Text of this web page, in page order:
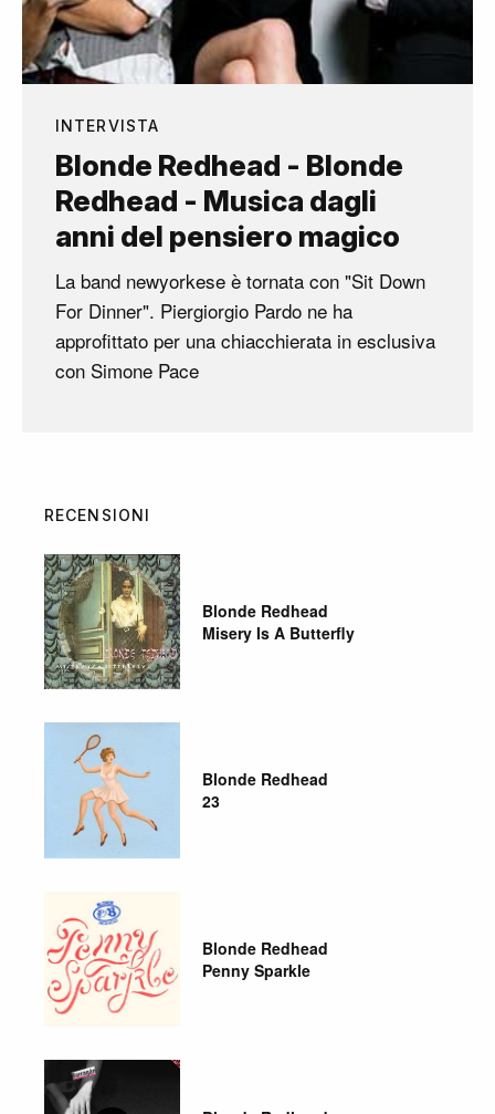
INTERVISTA
Blonde Redhead - Blonde
Redhead - Musica dagli
anni del pensiero magico
La band newyorkese è tornata con "Sit Down
For Dinner". Piergiorgio Pardo ne ha
approfittato per una chiacchierata in esclusiva
con Simone Pace
RECENSIONI
Blonde Redhead
Misery Is A Butterfly
Blonde Redhead
23
Blonde Redhead
Penny Sparkle